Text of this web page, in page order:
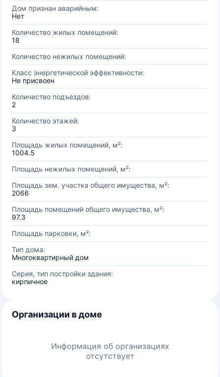
Дом признан аварийным:
Нет
Количество жилых помещений:
18
Количество нежилых помещений:
Класс энергетической эффективности:
Не присвоен
Количество подъездов:
2
Количество этажей:
3
Площадь жилых помещений, м²:
1004.5
Площадь нежилых помещений, м²:
Площадь зем. участка общего имущества, м²:
2066
Площадь помещений общего имущества, м²:
97.3
Площадь парковки, м²:
Тип дома:
Многоквартирный дом
Серия, тип постройки здания:
кирпичное
Организации в доме
Информация об организациях
отсутствует